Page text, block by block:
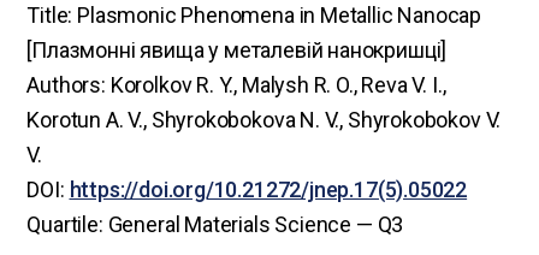
Title: Plasmonic Phenomena in Metallic Nanocap
[Плазмонні явища у металевій нанокришці]
Authors: Korolkov R. Y., Malysh R. O., Reva V. I.,
Korotun A. V., Shyrokobokova N. V., Shyrokobokov V.
V.
DOI: https://doi.org/10.21272/jnep.17(5).05022
Quartile: General Materials Science — Q3